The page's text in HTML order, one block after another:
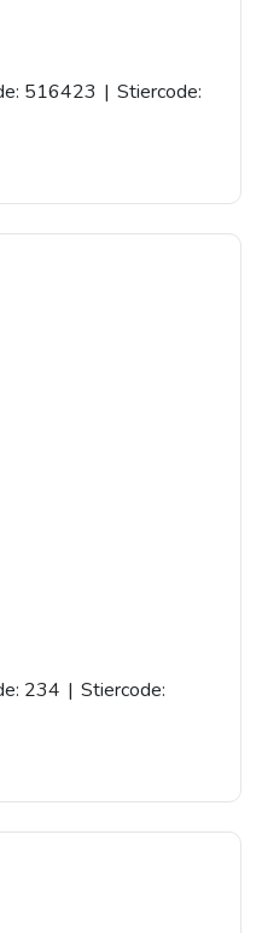
516423 | Stiercode:
234 | Stiercode: